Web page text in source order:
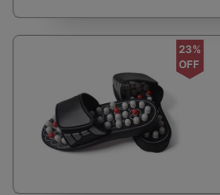
23%
OFF